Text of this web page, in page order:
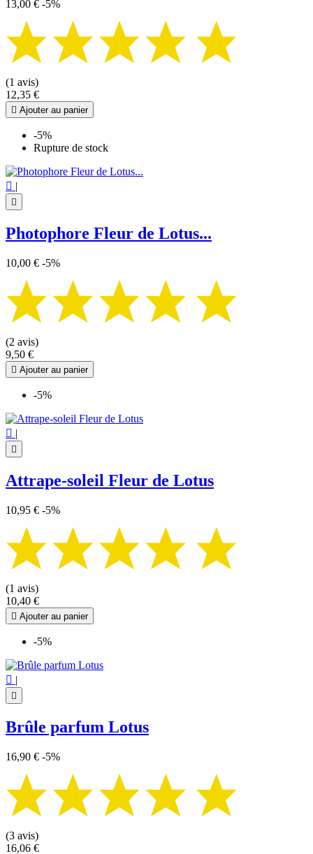
13,00 € -5%
(1 avis)
12,35 €
 Ajouter au panier
-5%
Rupture de stock
 |

Photophore Fleur de Lotus...
10,00 € -5%
(2 avis)
9,50 €
 Ajouter au panier
-5%
 |

Attrape-soleil Fleur de Lotus
10,95 € -5%
(1 avis)
10,40 €
 Ajouter au panier
-5%
 |

Brûle parfum Lotus
16,90 € -5%
(3 avis)
16,06 €